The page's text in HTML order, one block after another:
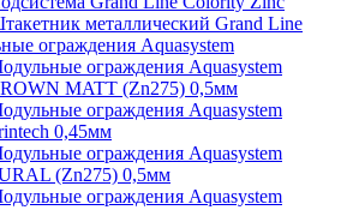
металлический Grand Line
ограждения Aquasystem
ограждения Aquasystem
MATT (Zn275) 0,5мм
ограждения Aquasystem
0,45мм
ограждения Aquasystem
(Zn275) 0,5мм
ограждения Aquasystem